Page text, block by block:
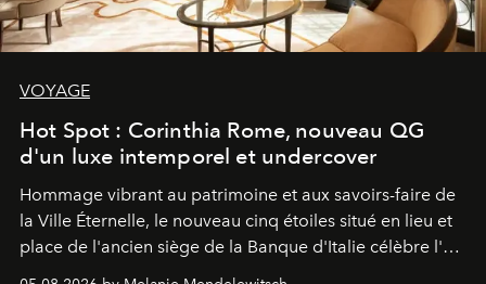
VOYAGE
Hot Spot : Corinthia Rome, nouveau QG
d'un luxe intemporel et undercover
Hommage vibrant au patrimoine et aux savoirs-faire de
la Ville Éternelle, le nouveau cinq étoiles situé en lieu et
place de l'ancien siège de la Banque d'Italie célèbre l'art
de vivre Romain dans toute son élégance intemporelle.